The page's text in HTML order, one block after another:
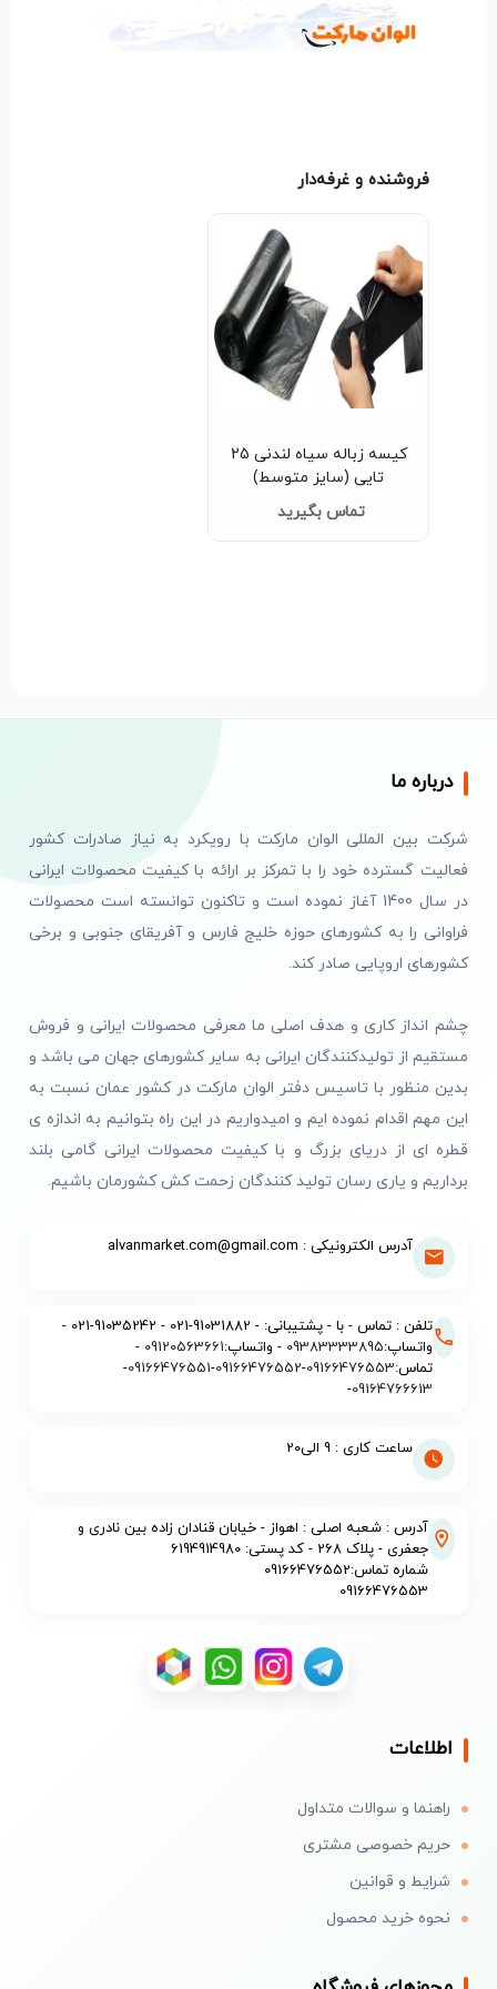
فروشنده و غرفه‌دار
کیسه زباله سیاه لندنی 25
تایی (سایز متوسط)
تماس بگیرید
درباره ما
شرکت بین المللی الوان مارکت با رویکرد به نیاز صادرات کشور
فعالیت گسترده خود را با تمرکز بر ارائه با کیفیت محصولات ایرانی
در سال 1400 آغاز نموده است و تاکنون توانسته است محصولات
فراوانی را به کشورهای حوزه خلیج فارس و آفریقای جنوبی و برخی
کشورهای اروپایی صادر کند.
چشم انداز کاری و هدف اصلی ما معرفی محصولات ایرانی و فروش
مستقیم از تولیدکنندگان ایرانی به سایر کشورهای جهان می باشد و
بدین منظور با تاسیس دفتر الوان مارکت در کشور عمان نسبت به
این مهم اقدام نموده ایم و امیدواریم در این راه بتوانیم به اندازه ی
قطره ای از دریای بزرگ و با کیفیت محصولات ایرانی گامی بلند
برداریم و یاری رسان تولید کنندگان زحمت کش کشورمان باشیم.
آدرس الکترونیکی : alvanmarket.com@gmail.com
تلفن : تماس - با - پشتیبانی: - 91031882-021 - 91035242-021 -
واتساپ:09383333895 - واتساپ:09120563661
-
تماس:09166476553
-
09166476552
-
09166476551
-
09164766613
-
ساعت کاری : 9 الی20
آدرس : شعبه اصلی : اهواز - خیابان قنادان زاده بین نادری و
جعفری - پلاک 268 - کد پستی: 6194914980
شماره تماس:09166476552
09166476553
اطلاعات
راهنما و سوالات متداول
حریم خصوصی مشتری
شرایط و قوانین
نحوه خرید محصول